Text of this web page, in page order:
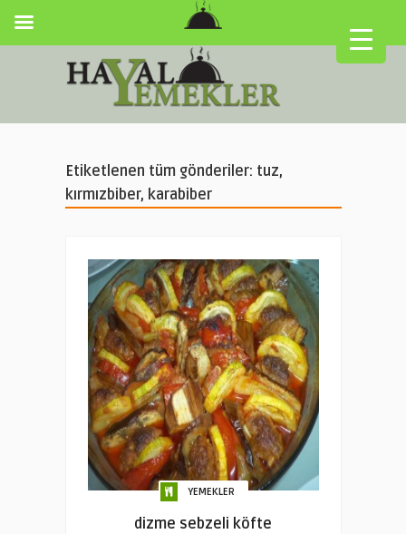
Etiketlenen tüm gönderiler: tuz,
kırmızbiber, karabiber
YEMEKLER
dizme sebzeli köfte